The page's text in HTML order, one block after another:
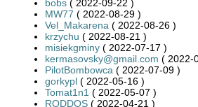
bobs ( 2022-09-22 )
MW77 ( 2022-08-29 )
Vel_Makarena ( 2022-08-26 )
krzychu ( 2022-08-21 )
misiekgminy ( 2022-07-17 )
kermasovsky@gmail.com ( 2022-
PilotBombowca ( 2022-07-09 )
gorkypl ( 2022-05-16 )
Tomat1n1 ( 2022-05-07 )
RODDOS ( 2022-04-21 )